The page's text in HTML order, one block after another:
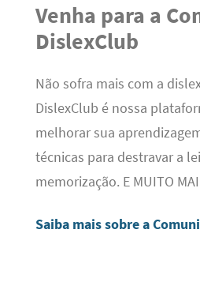
Venha para a
DislexClub
Não sofra mais com a
DislexClub é nossa
melhorar sua
técnicas para destravar a
memorização. E MUITO
Saiba mais sobre a